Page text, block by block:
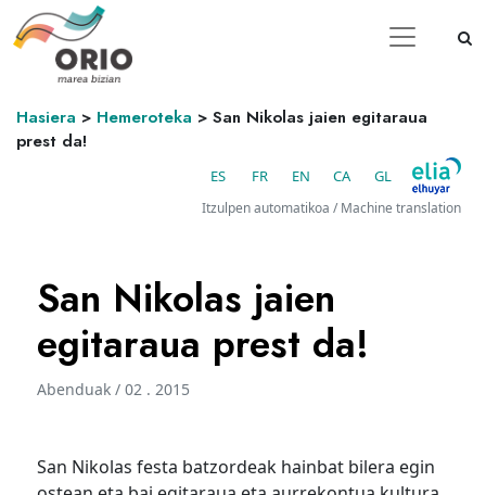
Hasiera > Hemeroteka > San Nikolas jaien egitaraua
prest da!
ES FR EN CA GL
Itzulpen automatikoa / Machine translation
San Nikolas jaien
egitaraua prest da!
Abenduak / 02 . 2015
San Nikolas festa batzordeak hainbat bilera egin